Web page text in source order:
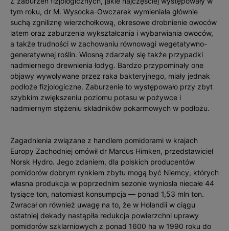
tym roku, dr M. Wysocka-Owczarek wymieniała głównie
suchą zgniliznę wierzchołkową, okresowe drobnienie owoców
latem oraz zaburzenia wykształcania i wybarwiania owoców,
a także trudności w zachowaniu równowagi wegetatywno-
generatywnej roślin. Wiosną zdarzały się także przypadki
nadmiernego drewnienia łodyg. Bardzo przypominały one
objawy wywoływane przez raka bakteryjnego, miały jednak
podłoże fizjologiczne. Zaburzenie to występowało przy zbyt
szybkim zwiększeniu poziomu potasu w pożywce i
nadmiernym stężeniu składników pokarmowych w podłożu.
Zagadnienia związane z handlem pomidorami w krajach
Europy Zachodniej omówił dr Marcus Himken, przedstawiciel
Norsk Hydro. Jego zdaniem, dla polskich producentów
pomidorów dobrym rynkiem zbytu mogą być Niemcy, których
własna produkcja w poprzednim sezonie wyniosła niecałe 44
tysiące ton, natomiast konsumpcja — ponad 1,53 mln ton.
Zwracał on również uwagę na to, że w Holandii w ciągu
ostatniej dekady nastąpiła redukcja powierzchni uprawy
pomidorów szklarniowych z ponad 1600 ha w 1990 roku do